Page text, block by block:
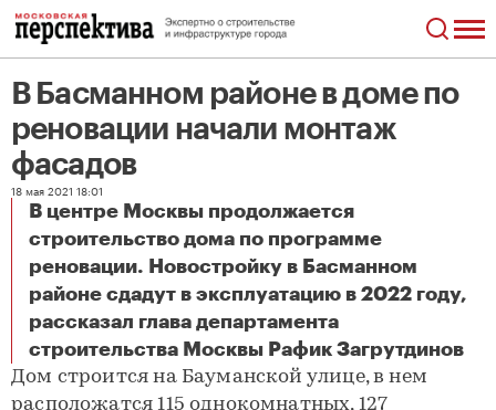
В Басманном районе в доме по
реновации начали монтаж
фасадов
18 мая 2021 18:01
В центре Москвы продолжается
строительство дома по программе
реновации. Новостройку в Басманном
районе сдадут в эксплуатацию в 2022 году,
рассказал глава департамента
строительства Москвы Рафик Загрутдинов
В Басманном районе в доме по реновации начали монтаж фасадов
Дом строится на Бауманской улице, в нем
расположатся 115 однокомнатных, 127